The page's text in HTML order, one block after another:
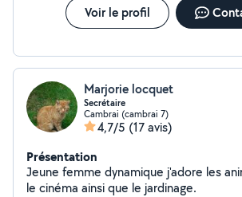
Voir le profil
Marjorie locquet
Secrétaire
Cambrai (cambrai 7)
4,7/5 (17 avis)
Présentation
Jeune femme dynamique j'adore les
le cinéma ainsi que le jardinage.